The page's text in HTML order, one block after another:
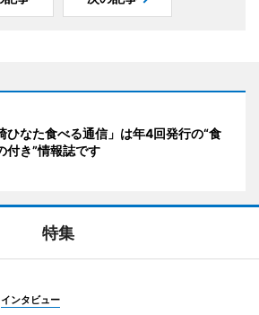
ひなた食べる通信」は年4回発行の“食
付き”情報誌です
特集
インタビュー